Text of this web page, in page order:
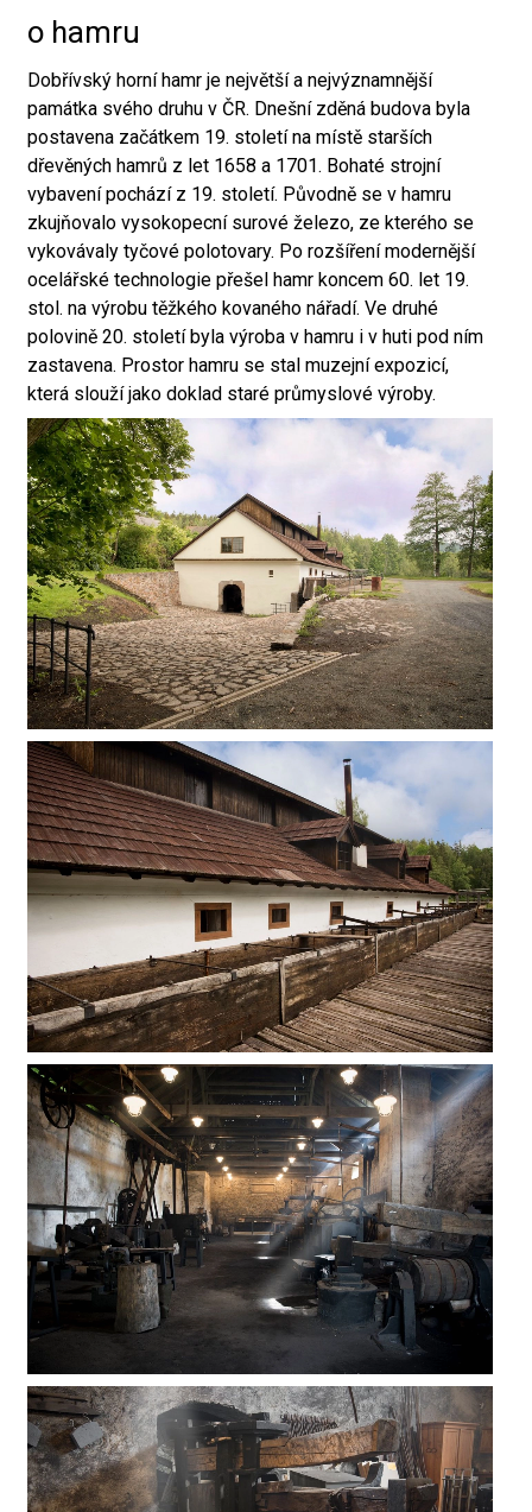
o hamru
Dobřívský horní hamr je největší a nejvýznamnější
památka svého druhu v ČR. Dnešní zděná budova byla
postavena začátkem 19. století na místě starších
dřevěných hamrů z let 1658 a 1701. Bohaté strojní
vybavení pochází z 19. století. Původně se v hamru
zkujňovalo vysokopecní surové železo, ze kterého se
vykovávaly tyčové polotovary. Po rozšíření modernější
ocelářské technologie přešel hamr koncem 60. let 19.
stol. na výrobu těžkého kovaného nářadí. Ve druhé
polovině 20. století byla výroba v hamru i v huti pod ním
zastavena. Prostor hamru se stal muzejní expozicí,
která slouží jako doklad staré průmyslové výroby.